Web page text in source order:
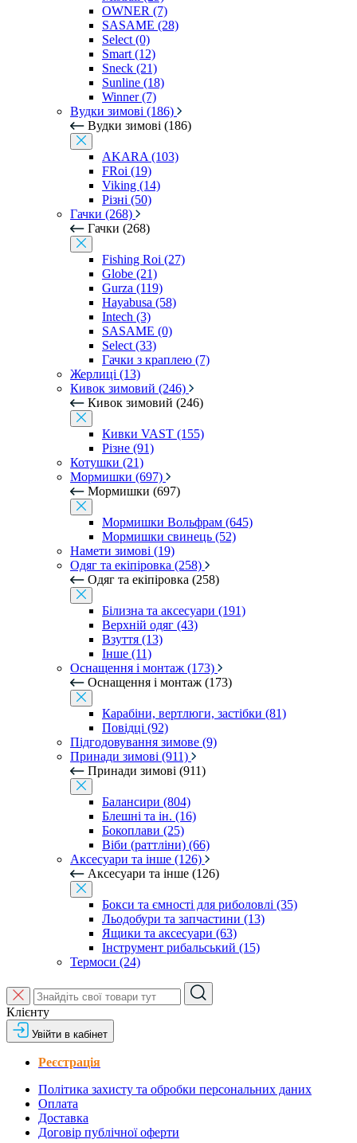
OWNER (7)
SASAME (28)
Select (0)
Smart (12)
Sneck (21)
Sunline (18)
Winner (7)
Вудки зимові (186)
Вудки зимові (186)
AKARA (103)
FRoi (19)
Viking (14)
Різні (50)
Гачки (268)
Гачки (268)
Fishing Roi (27)
Globe (21)
Gurza (119)
Hayabusa (58)
Intech (3)
SASAME (0)
Select (33)
Гачки з краплею (7)
Жерлиці (13)
Кивок зимовий (246)
Кивок зимовий (246)
Кивки VAST (155)
Різне (91)
Котушки (21)
Мормишки (697)
Мормишки (697)
Мормишки Вольфрам (645)
Мормишки свинець (52)
Намети зимові (19)
Одяг та екіпіровка (258)
Одяг та екіпіровка (258)
Білизна та аксесуари (191)
Верхній одяг (43)
Взуття (13)
Інше (11)
Оснащення і монтаж (173)
Оснащення і монтаж (173)
Карабіни, вертлюги, застібки (81)
Повідці (92)
Підгодовування зимове (9)
Принади зимові (911)
Принади зимові (911)
Балансири (804)
Блешні та ін. (16)
Бокоплави (25)
Віби (раттліни) (66)
Аксесуари та інше (126)
Аксесуари та інше (126)
Бокси та ємності для риболовлі (35)
Льодобури та запчастини (13)
Ящики та аксесуари (63)
Інструмент рибальський (15)
Термоси (24)
Клієнту
Увійти в кабінет
Реєстрація
Політика захисту та обробки персональних даних
Оплата
Доставка
Договір публічної оферти